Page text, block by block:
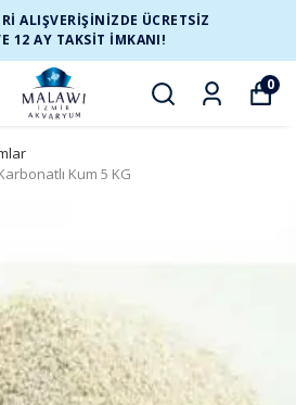
ALIŞVERİŞİNİZDE ÜCRETSİZ
12 AY TAKSİT İMKANI!
0
Kum 5 KG